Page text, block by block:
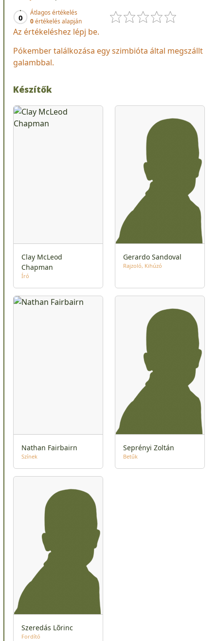
0
Átlagos értékelés
0értékelés alapján
Az értékeléshez lépj be.
Pókember találkozása egy szimbióta által megszállt
galambbal.
Készítők
Clay McLeod
Chapman
Író
Gerardo Sandoval
Rajzoló Kihúzó
Nathan Fairbairn
Színek
Seprényi Zoltán
Betűk
Szeredás Lõrinc
Fordító